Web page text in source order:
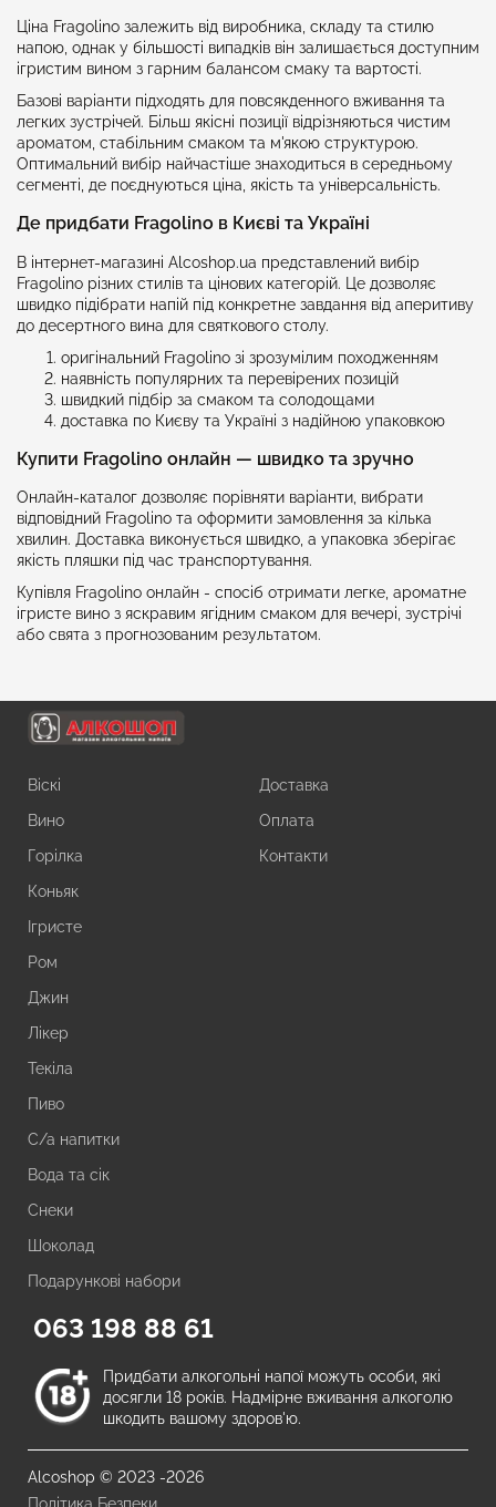
Ціна Fragolino залежить від виробника, складу та стилю
напою, однак у більшості випадків він залишається доступним
ігристим вином з гарним балансом смаку та вартості.
Базові варіанти підходять для повсякденного вживання та
легких зустрічей. Більш якісні позиції відрізняються чистим
ароматом, стабільним смаком та м'якою структурою.
Оптимальний вибір найчастіше знаходиться в середньому
сегменті, де поєднуються ціна, якість та універсальність.
Де придбати Fragolino в Києві та Україні
В інтернет-магазині Alcoshop.ua представлений вибір
Fragolino різних стилів та цінових категорій. Це дозволяє
швидко підібрати напій під конкретне завдання від аперитиву
до десертного вина для святкового столу.
оригінальний Fragolino зі зрозумілим походженням
наявність популярних та перевірених позицій
швидкий підбір за смаком та солодощами
доставка по Києву та Україні з надійною упаковкою
Купити Fragolino онлайн — швидко та зручно
Онлайн-каталог дозволяє порівняти варіанти, вибрати
відповідний Fragolino та оформити замовлення за кілька
хвилин. Доставка виконується швидко, а упаковка зберігає
якість пляшки під час транспортування.
Купівля Fragolino онлайн - спосіб отримати легке, ароматне
ігристе вино з яскравим ягідним смаком для вечері, зустрічі
або свята з прогнозованим результатом.
Віскі
Вино
Горілка
Коньяк
Ігристе
Ром
Джин
Лікер
Текіла
Пиво
С/а напитки
Вода та сік
Снеки
Шоколад
Подарункові набори
Доставка
Оплата
Контакти
063 198 88 61
Придбати алкогольні напої можуть особи, які
досягли 18 років. Надмірне вживання алкоголю
шкодить вашому здоров'ю.
Alcoshop © 2023 -2026